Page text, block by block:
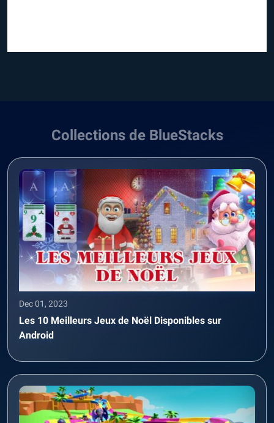
Collections de BlueStacks
Dec 01, 2023
Les 10 Meilleurs Jeux de Noël Disponibles sur
Android